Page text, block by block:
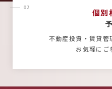
個別
02
不動産投資・賃貸管
お気軽にご